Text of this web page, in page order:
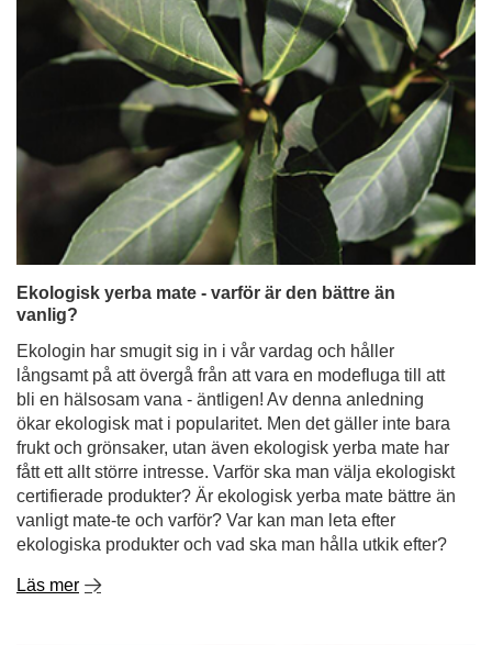
Ekologisk yerba mate - varför är den bättre än
vanlig?
Ekologin har smugit sig in i vår vardag och håller
långsamt på att övergå från att vara en modefluga till att
bli en hälsosam vana - äntligen! Av denna anledning
ökar ekologisk mat i popularitet. Men det gäller inte bara
frukt och grönsaker, utan även ekologisk yerba mate har
fått ett allt större intresse. Varför ska man välja ekologiskt
certifierade produkter? Är ekologisk yerba mate bättre än
vanligt mate-te och varför? Var kan man leta efter
ekologiska produkter och vad ska man hålla utkik efter?
Läs mer